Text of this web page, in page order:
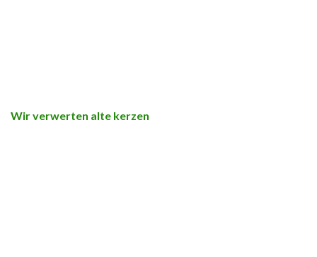
Wir verwerten alte kerzen